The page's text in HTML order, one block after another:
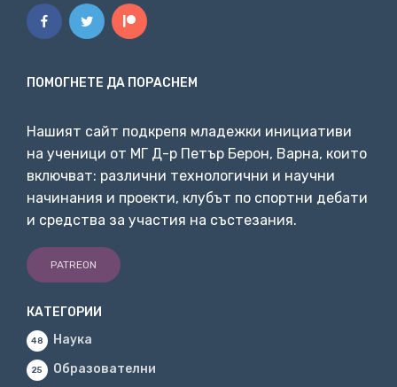
ПОМОГНЕТЕ ДА ПОРАСНЕМ
Нашият сайт подкрепя младежки инициативи
на ученици от МГ Д-р Петър Берон, Варна, които
включват: различни технологични и научни
начинания и проекти, клубът по спортни дебати
и средства за участия на състезания.
PATREON
КАТЕГОРИИ
Наука
48
Образователни
25